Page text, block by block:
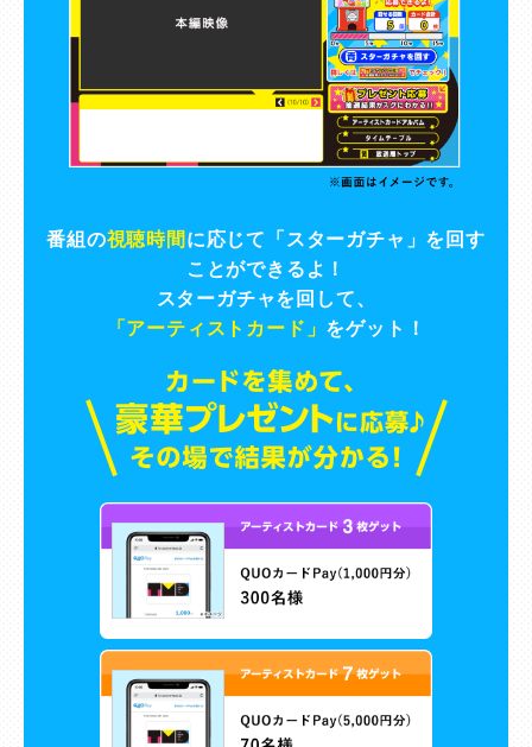
番組の視聴時間に応じて「スターガチャ」を回す
ことができるよ！
スターガチャを回して、
「アーティストカード」 をゲット！